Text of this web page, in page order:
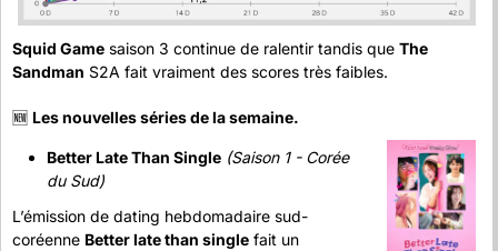
Squid Game saison 3 continue de ralentir tandis que The
Sandman S2A fait vraiment des scores très faibles.
🆕 Les nouvelles séries de la semaine.
Better Late Than Single (Saison 1 - Corée
du Sud)
L’émission de dating hebdomadaire sud-
coréenne Better late than single fait un